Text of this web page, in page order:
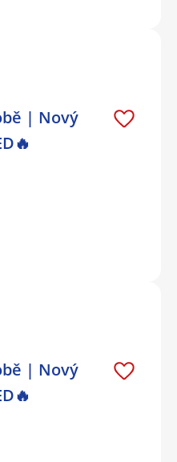
| Nový
| Nový